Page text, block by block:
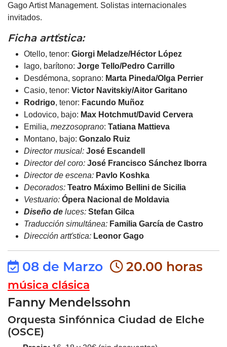
Gago Artist Management. Solistas internacionales
invitados.
Ficha artťstica:
Otello, tenor: Giorgi Meladze/Héctor López
Iago, barítono: Jorge Tello/Pedro Carrillo
Desdémona, soprano: Marta Pineda/Olga Perrier
Casio, tenor: Victor Navitskiy/Aitor Garitano
Rodrigo, tenor: Facundo Muñoz
Lodovico, bajo: Max Hotchmut/David Cervera
Emilia, mezzosoprano: Tatiana Mattieva
Montano, bajo: Gonzalo Ruiz
Director musical: José Escandell
Director del coro: José Francisco Sánchez
Iborra
Director de escena: Pavlo Koshka
Decorados: Teatro Máximo Bellini de Sicilia
Vestuario: Ópera Nacional de Moldavia
Diseño de luces: Stefan Gilca
Traducción simultánea: Familia García de Castro
Dirección artťstica: Leonor Gago
08 de Marzo 20.00 horas
música clásica
Fanny Mendelssohn
Orquesta Sinfónnica Ciudad de Elche
(OSCE)